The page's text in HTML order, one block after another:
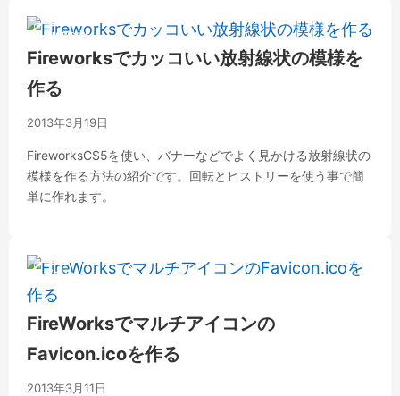
Fireworks
Fireworksでカッコいい放射線状の模様を
作る
2013年3月19日
FireworksCS5を使い、バナーなどでよく見かける放射線状の
模様を作る方法の紹介です。回転とヒストリーを使う事で簡
単に作れます。
ツール
FireWorksでマルチアイコンの
Favicon.icoを作る
2013年3月11日